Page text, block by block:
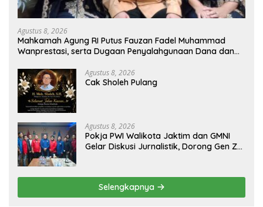
Agustus 8, 2026
Mahkamah Agung RI Putus Fauzan Fadel Muhammad
Wanprestasi, serta Dugaan Penyalahgunaan Dana dan
Agustus 8, 2026
Cak Sholeh Pulang
Agustus 8, 2026
Pokja PWI Walikota Jaktim dan GMNI
Gelar Diskusi Jurnalistik, Dorong Gen Z
Selengkapnya